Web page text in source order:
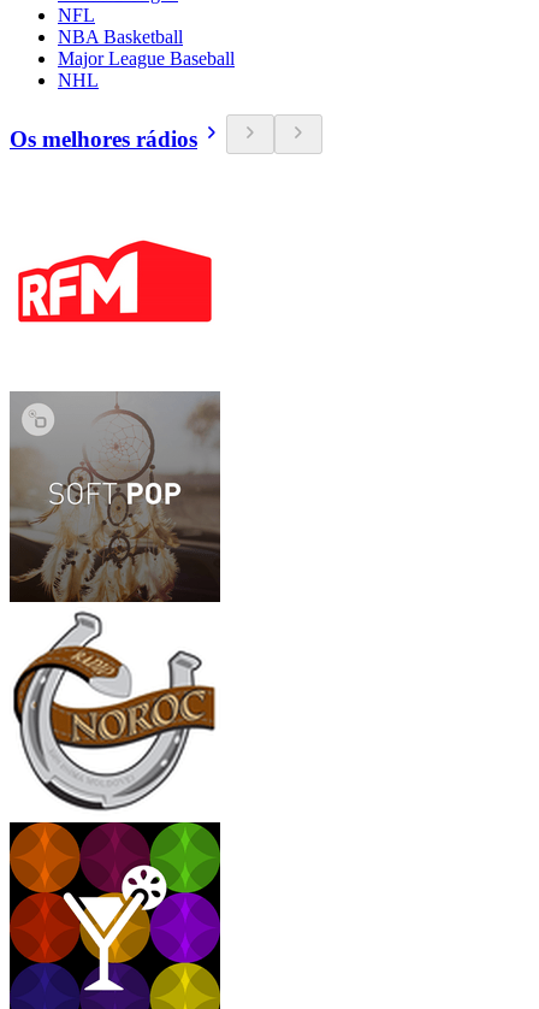
NFL
NBA Basketball
Major League Baseball
NHL
Os melhores rádios